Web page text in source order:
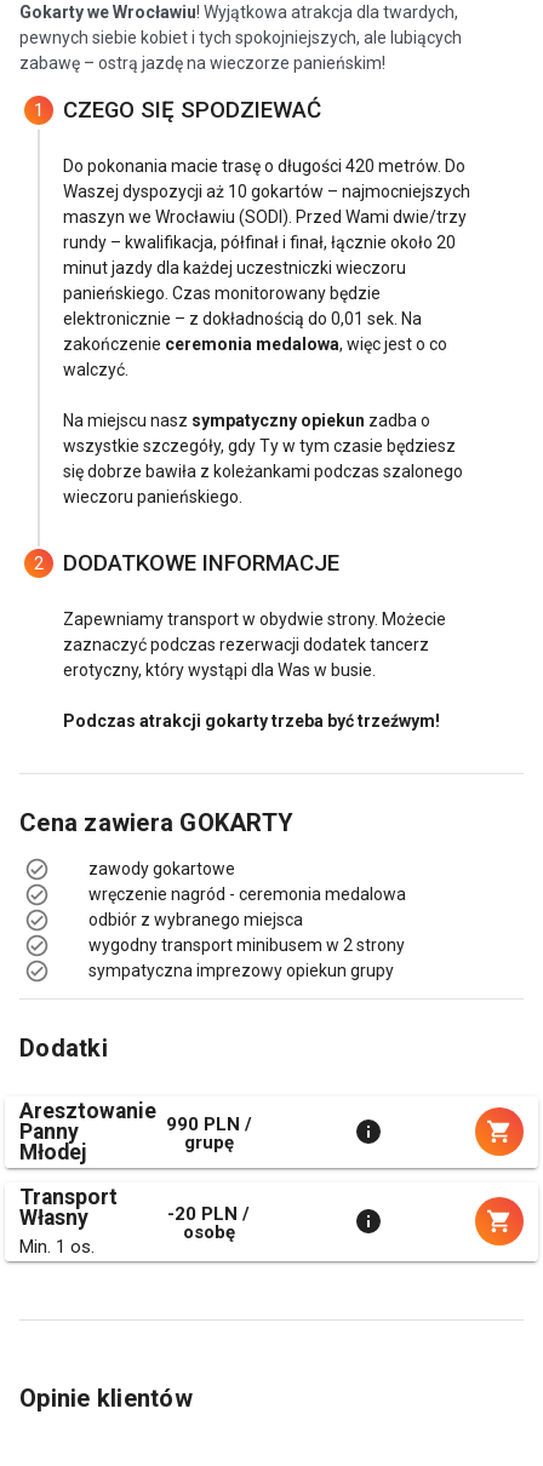
Gokarty we Wrocławiu! Wyjątkowa atrakcja dla twardych,
pewnych siebie kobiet i tych spokojniejszych, ale lubiących
zabawę – ostrą jazdę na wieczorze panieńskim!
1 CZEGO SIĘ SPODZIEWAĆ
Do pokonania macie trasę o długości 420 metrów. Do
Waszej dyspozycji aż 10 gokartów – najmocniejszych
maszyn we Wrocławiu (SODI). Przed Wami dwie/trzy
rundy – kwalifikacja, półfinał i finał, łącznie około 20
minut jazdy dla każdej uczestniczki wieczoru
panieńskiego. Czas monitorowany będzie
elektronicznie – z dokładnością do 0,01 sek. Na
zakończenie ceremonia medalowa, więc jest o co
walczyć.
Na miejscu nasz sympatyczny opiekun zadba o
wszystkie szczegóły, gdy Ty w tym czasie będziesz
się dobrze bawiła z koleżankami podczas szalonego
wieczoru panieńskiego.
2 DODATKOWE INFORMACJE
Zapewniamy transport w obydwie strony. Możecie
zaznaczyć podczas rezerwacji dodatek tancerz
erotyczny, który wystąpi dla Was w busie.
Podczas atrakcji gokarty trzeba być trzeźwym!
Cena zawiera GOKARTY
zawody gokartowe
wręczenie nagród - ceremonia medalowa
odbiór z wybranego miejsca
wygodny transport minibusem w 2 strony
sympatyczna imprezowy opiekun grupy
Dodatki
Aresztowanie
Panny
Młodej
990 PLN /
grupę
Transport
Własny
Min. 1 os.
-20 PLN /
osobę
Opinie klientów